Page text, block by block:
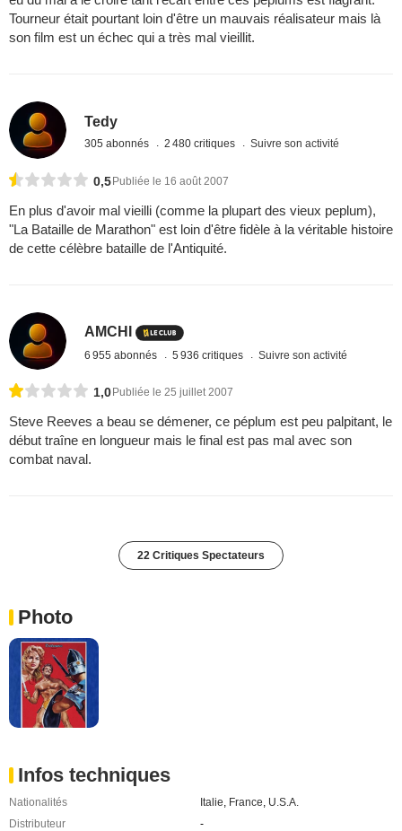
Tourneur était pourtant loin d'être un mauvais réalisateur mais là
son film est un échec qui a très mal vieillit.
Tedy
305 abonnés 2 480 critiques Suivre son activité
0,5Publiée le 16 août 2007
En plus d'avoir mal vieilli (comme la plupart des vieux peplum),
"La Bataille de Marathon" est loin d'être fidèle à la véritable histoire
de cette célèbre bataille de l'Antiquité.
AMCHI
6 955 abonnés 5 936 critiques Suivre son activité
1,0 Publiée le 25 juillet 2007
Steve Reeves a beau se démener, ce péplum est peu palpitant, le
début traîne en longueur mais le final est pas mal avec son
combat naval.
22 Critiques Spectateurs
Photo
Infos techniques
Nationalités Italie France U.S.A.
Distributeur
-